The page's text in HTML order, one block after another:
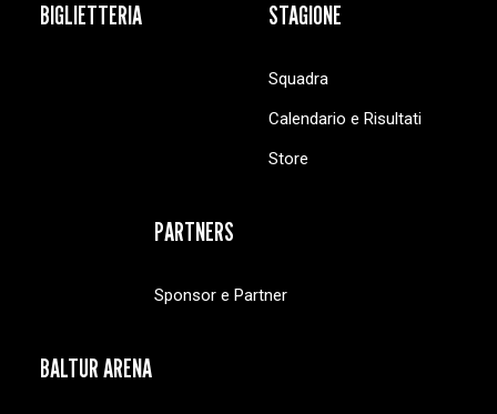
BIGLIETTERIA STAGIONE
Squadra
Calendario e Risultati
Store
PARTNERS
Sponsor e Partner
BALTUR ARENA